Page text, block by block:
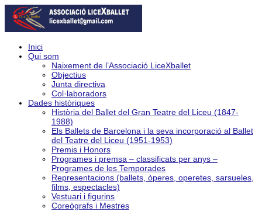
Inici
Qui som
Naixement de l’Associació LiceXballet
Objectius
Junta directiva
Col·laboradors
Dades històriques
Història del Ballet del Gran Teatre del Liceu (1847-
1988)
Els Ballets de Barcelona i la seva incorporació al Ballet
del Teatre del Liceu (1951-1953)
Premis i Honors
Programes i premsa – classificats per anys –
Programes de les Temporades
Representacions (ballets, òperes, operetes, sarsueles,
films, espectacles)
Vestuari i figurins
Coreògrafs i Mestres